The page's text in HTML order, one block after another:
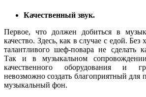
Качественный звук.
Первое, что должен добиться в
качество. Здесь, как в случае с едой.
талантливого шеф-повара не сделать
Так и в музыкальном
качественного оборудования и
невозможно создать благоприятный для
музыкальный фон.